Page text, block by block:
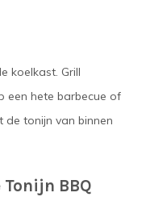
koelkast. Grill
een hete barbecue of
tonijn van binnen
BBQ